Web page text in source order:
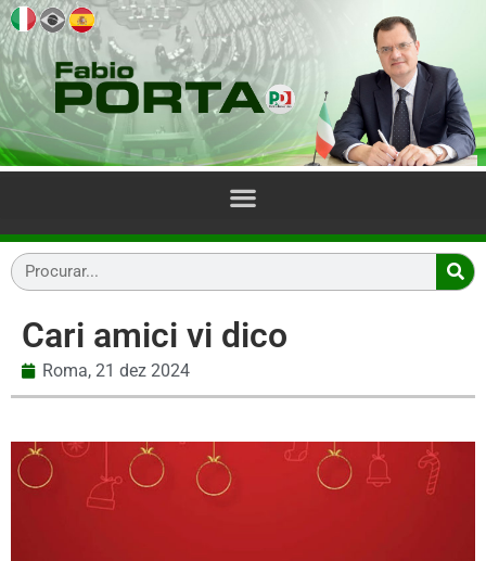
Cari amici vi dico
Roma, 21 dez 2024